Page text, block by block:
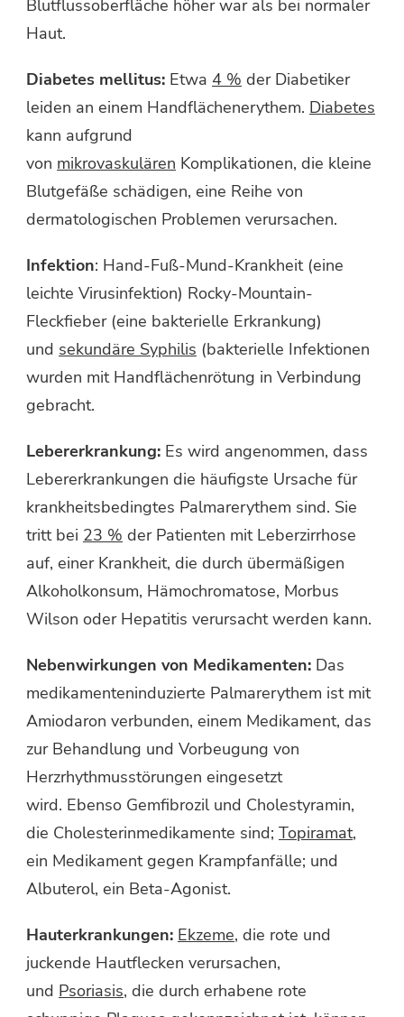
Blutflussoberfläche höher war als bei normaler
Haut.
Diabetes mellitus: Etwa 4 % der Diabetiker
leiden an einem Handflächenerythem. Diabetes
kann aufgrund
von mikrovaskulären Komplikationen, die kleine
Blutgefäße schädigen, eine Reihe von
dermatologischen Problemen verursachen.
Infektion: Hand-Fuß-Mund-Krankheit (eine
leichte Virusinfektion) Rocky-Mountain-
Fleckfieber (eine bakterielle Erkrankung)
und sekundäre Syphilis (bakterielle Infektionen
wurden mit Handflächenrötung in Verbindung
gebracht.
Lebererkrankung: Es wird angenommen, dass
Lebererkrankungen die häufigste Ursache für
krankheitsbedingtes Palmarerythem sind. Sie
tritt bei 23 % der Patienten mit Leberzirrhose
auf, einer Krankheit, die durch übermäßigen
Alkoholkonsum, Hämochromatose, Morbus
Wilson oder Hepatitis verursacht werden kann.
Nebenwirkungen von Medikamenten: Das
medikamenteninduzierte Palmarerythem ist mit
Amiodaron verbunden, einem Medikament, das
zur Behandlung und Vorbeugung von
Herzrhythmusstörungen eingesetzt
wird. Ebenso Gemfibrozil und Cholestyramin,
die Cholesterinmedikamente sind; Topiramat,
ein Medikament gegen Krampfanfälle; und
Albuterol, ein Beta-Agonist.
Hauterkrankungen: Ekzeme, die rote und
juckende Hautflecken verursachen,
und Psoriasis, die durch erhabene rote